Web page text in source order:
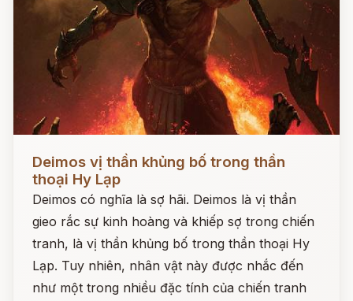
Deimos vị thần khủng bố trong thần
thoại Hy Lạp
Deimos có nghĩa là sợ hãi. Deimos là vị thần
gieo rắc sự kinh hoàng và khiếp sợ trong chiến
tranh, là vị thần khủng bố trong thần thoại Hy
Lạp. Tuy nhiên, nhân vật này được nhắc đến
như một trong nhiều đặc tính của chiến tranh